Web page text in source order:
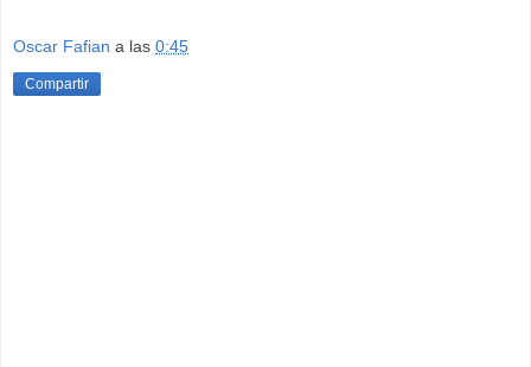
Oscar Fafian a las 0:45
Compartir